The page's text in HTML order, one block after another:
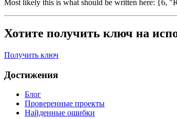
Most likely this is what should be written here:
Хотите получить ключ на
Получить ключ
Достижения
Блог
Проверенные проекты
Найденные ошибки